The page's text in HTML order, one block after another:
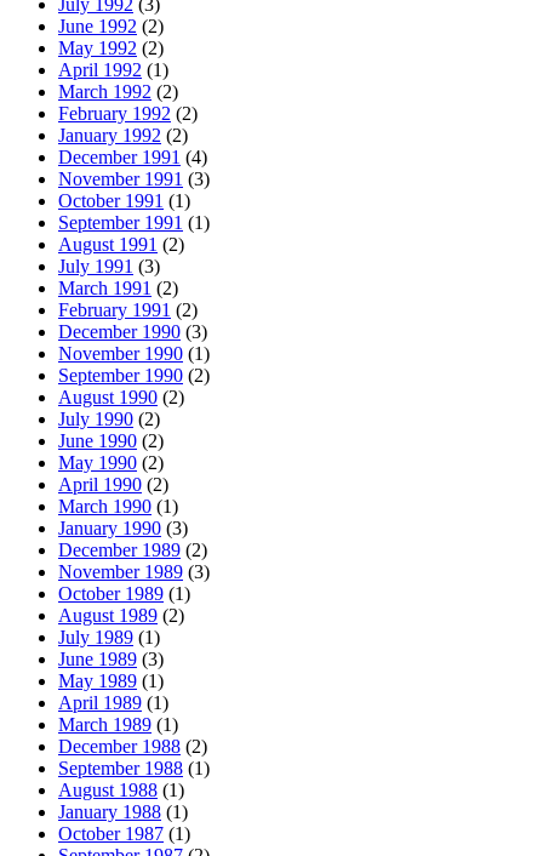
July 1992 (3)
June 1992 (2)
May 1992 (2)
April 1992 (1)
March 1992 (2)
February 1992 (2)
January 1992 (2)
December 1991 (4)
November 1991 (3)
October 1991 (1)
September 1991 (1)
August 1991 (2)
July 1991 (3)
March 1991 (2)
February 1991 (2)
December 1990 (3)
November 1990 (1)
September 1990 (2)
August 1990 (2)
July 1990 (2)
June 1990 (2)
May 1990 (2)
April 1990 (2)
March 1990 (1)
January 1990 (3)
December 1989 (2)
November 1989 (3)
October 1989 (1)
August 1989 (2)
July 1989 (1)
June 1989 (3)
May 1989 (1)
April 1989 (1)
March 1989 (1)
December 1988 (2)
September 1988 (1)
August 1988 (1)
January 1988 (1)
October 1987 (1)